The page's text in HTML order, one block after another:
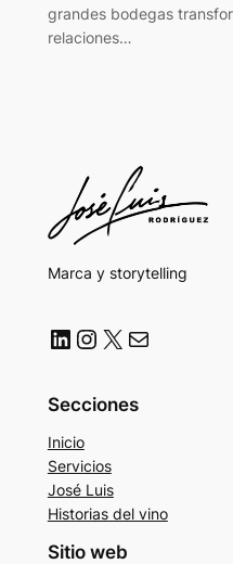
grandes bodegas
relaciones…
Marca y storytelling
LinkedIn Instagram X Correo electrónico
Secciones
Inicio
Servicios
José Luis
Historias del vino
Sitio web